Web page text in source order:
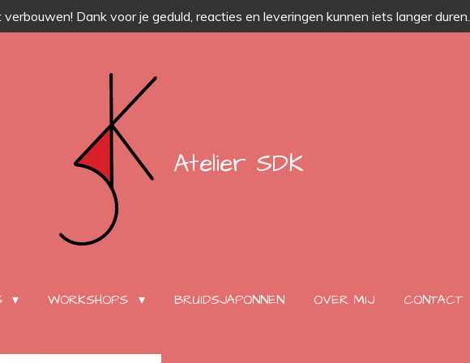
Dank voor je geduld, reacties en leveringen kunnen iets langer duren.
Atelier SDK
WORKSHOPS BRUIDSJAPONNEN OVER MIJ CONTACT